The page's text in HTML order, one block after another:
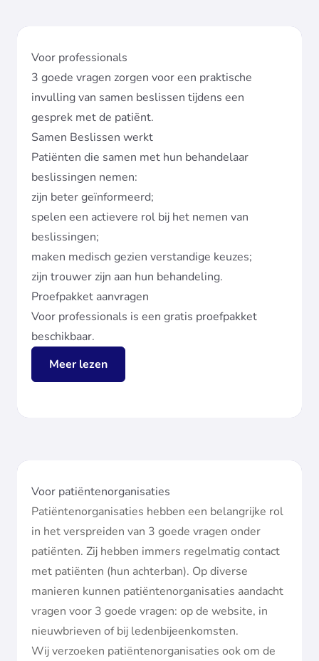
Voor professionals
3 goede vragen zorgen voor een praktische
invulling van samen beslissen tijdens een
gesprek met de patiënt.
Samen Beslissen werkt
Patiënten die samen met hun behandelaar
beslissingen nemen:
zijn beter geïnformeerd;
spelen een actievere rol bij het nemen van
beslissingen;
maken medisch gezien verstandige keuzes;
zijn trouwer zijn aan hun behandeling.
Proefpakket aanvragen
Voor professionals is een gratis proefpakket
beschikbaar.
Meer lezen
Voor patiëntenorganisaties
Patiëntenorganisaties hebben een belangrijke rol
in het verspreiden van 3 goede vragen onder
patiënten. Zij hebben immers regelmatig contact
met patiënten (hun achterban). Op diverse
manieren kunnen patiëntenorganisaties aandacht
vragen voor 3 goede vragen: op de website, in
nieuwbrieven of bij ledenbijeenkomsten.
Wij verzoeken patiëntenorganisaties ook om de